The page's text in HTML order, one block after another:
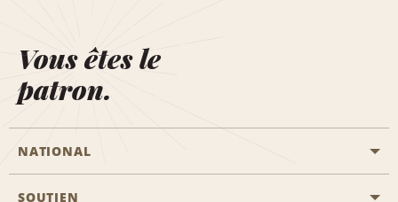
Vous êtes le
patron.
NATIONAL
Aviation générale
SOUTIEN